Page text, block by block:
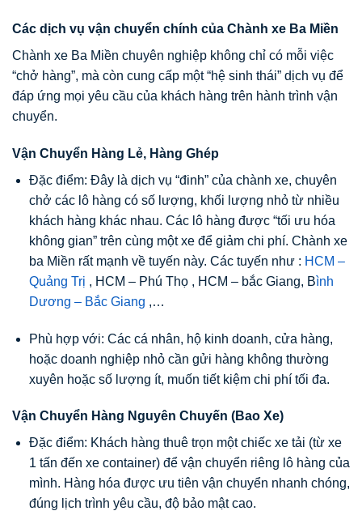
Các dịch vụ vận chuyển chính của Chành xe Ba Miền
Chành xe Ba Miền chuyên nghiệp không chỉ có mỗi việc
“chở hàng”, mà còn cung cấp một “hệ sinh thái” dịch vụ để
đáp ứng mọi yêu cầu của khách hàng trên hành trình vận
chuyển.
Vận Chuyển Hàng Lẻ, Hàng Ghép
Đặc điểm: Đây là dịch vụ “đinh” của chành xe, chuyên
chở các lô hàng có số lượng, khối lượng nhỏ từ nhiều
khách hàng khác nhau. Các lô hàng được “tối ưu hóa
không gian” trên cùng một xe để giảm chi phí. Chành xe
ba Miền rất mạnh về tuyến này. Các tuyến như : HCM –
Quảng Trị , HCM – Phú Thọ , HCM – bắc Giang, Bình
Dương – Bắc Giang ,…
Phù hợp với: Các cá nhân, hộ kinh doanh, cửa hàng,
hoặc doanh nghiệp nhỏ cần gửi hàng không thường
xuyên hoặc số lượng ít, muốn tiết kiệm chi phí tối đa.
Vận Chuyển Hàng Nguyên Chuyến (Bao Xe)
Đặc điểm: Khách hàng thuê trọn một chiếc xe tải (từ xe
1 tấn đến xe container) để vận chuyển riêng lô hàng của
mình. Hàng hóa được ưu tiên vận chuyển nhanh chóng,
đúng lịch trình yêu cầu, độ bảo mật cao.